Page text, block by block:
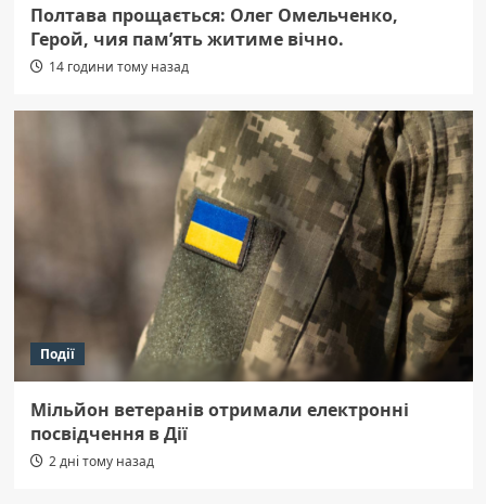
Полтава прощається: Олег Омельченко,
Герой, чия пам’ять житиме вічно.
14 години тому назад
Події
Мільйон ветеранів отримали електронні
посвідчення в Дії
2 дні тому назад